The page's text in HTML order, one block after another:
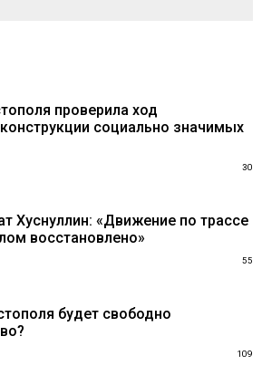
проверила ход
социально значимых
30
Хуснуллин: «Движение по трассе
восстановлено»
55
будет свободно
109